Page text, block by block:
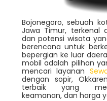
Bojonegoro, sebuah
Jawa Timur, terkenal
dan potensi wisata
berencana untuk
bepergian ke luar
mobil adalah pilihan
mencari layanan
dengan sopir,
terbaik yang
keamanan, dan harga